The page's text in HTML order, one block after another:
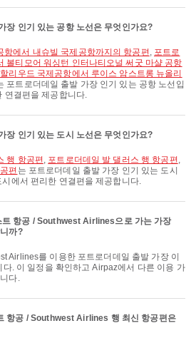
장 인기 있는 공항 노선은 무엇인가요?
항에서 내슈빌 국제공항까지의 항공편 , 포트로
볼티모어 워싱턴 인터나티오널 써굿 마샬 공항
리우드 국제공항에서 루이스 암스트롱 뉴올리
포트로더데일 출발 가장 인기 있는 공항 노선입
연결편을 제공합니다.
장 인기 있는 도시 노선은 무엇인가요?
행 항공편 , 포트로더데일 발 댈러스 행 항공편 ,
편 는 포트로더데일 출발 가장 인기 있는 도시
에서 편리한 연결편을 제공합니다.
트 항공 / Southwest Airlines으로 가는 가장
까?
. 이 일정을 확인하고 Airpaz에서 다른 이용 가
다.
항공 / Southwest Airlines 행 최신 항공편은